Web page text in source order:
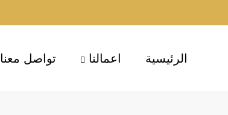
الرئيسية اعمالنا تواصل معنا